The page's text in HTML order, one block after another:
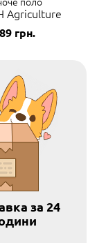
Agriculture
грн.
за 24